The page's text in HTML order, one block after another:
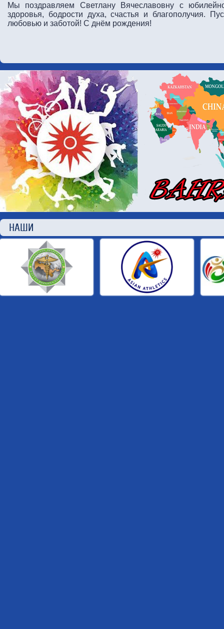
Мы поздравляем Светлану Вячеславовну с
здоровья, бодрости духа, счастья и благополучия.
любовью и заботой! С днём рождения!
НАШИ